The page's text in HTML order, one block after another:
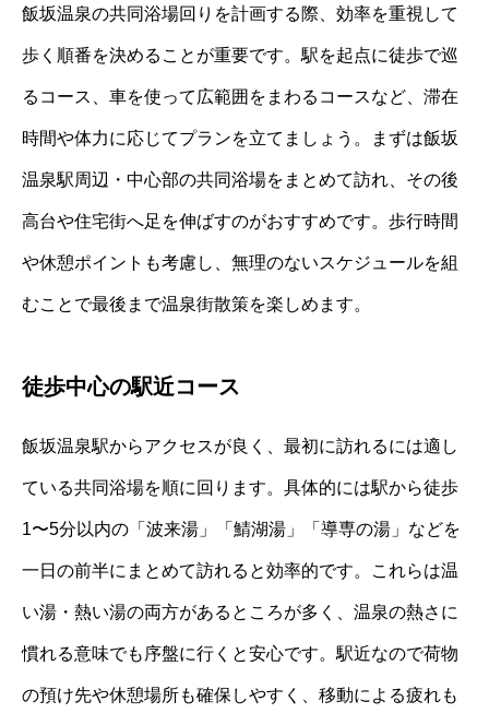
飯坂温泉の共同浴場回りを計画する際、効率を重視して
歩く順番を決めることが重要です。駅を起点に徒歩で巡
るコース、車を使って広範囲をまわるコースなど、滞在
時間や体力に応じてプランを立てましょう。まずは飯坂
温泉駅周辺・中心部の共同浴場をまとめて訪れ、その後
高台や住宅街へ足を伸ばすのがおすすめです。歩行時間
や休憩ポイントも考慮し、無理のないスケジュールを組
むことで最後まで温泉街散策を楽しめます。
徒歩中心の駅近コース
飯坂温泉駅からアクセスが良く、最初に訪れるには適し
ている共同浴場を順に回ります。具体的には駅から徒歩
1〜5分以内の「波来湯」「鯖湖湯」「導専の湯」などを
一日の前半にまとめて訪れると効率的です。これらは温
い湯・熱い湯の両方があるところが多く、温泉の熱さに
慣れる意味でも序盤に行くと安心です。駅近なので荷物
の預け先や休憩場所も確保しやすく、移動による疲れも